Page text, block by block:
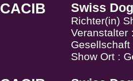
CACIB Swiss
Richter(in)
Veranstalter
Gesellschaft
Show Ort :